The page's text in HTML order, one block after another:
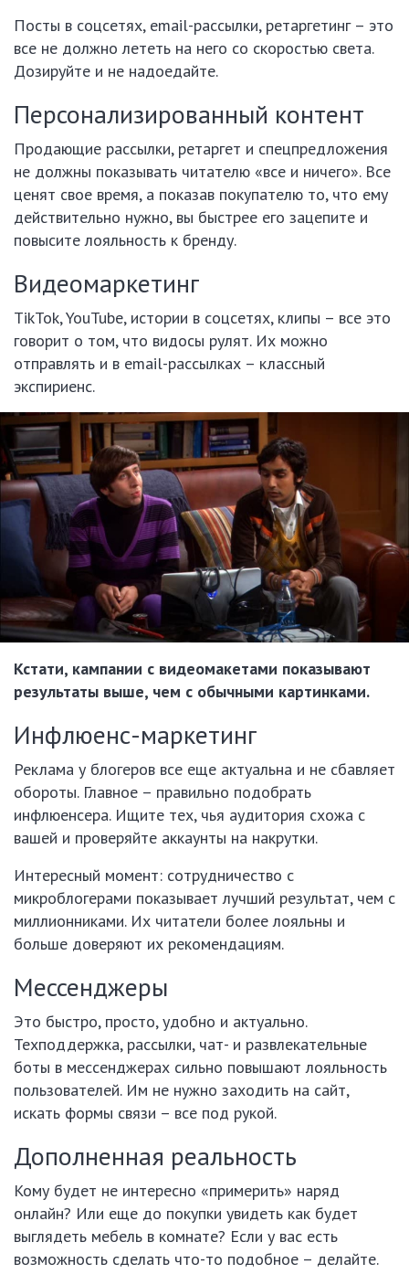
Посты в соцсетях, email-рассылки, ретаргетинг – это
все не должно лететь на него со скоростью света.
Дозируйте и не надоедайте.
Персонализированный контент
Продающие рассылки, ретаргет и спецпредложения
не должны показывать читателю «все и ничего». Все
ценят свое время, а показав покупателю то, что ему
действительно нужно, вы быстрее его зацепите и
повысите лояльность к бренду.
Видеомаркетинг
TikTok, YouTube, истории в соцсетях, клипы – все это
говорит о том, что видосы рулят. Их можно
отправлять и в email-рассылках – классный
экспириенс.
Кстати, кампании с видеомакетами показывают
результаты выше, чем с обычными картинками.
Инфлюенс-маркетинг
Реклама у блогеров все еще актуальна и не сбавляет
обороты. Главное – правильно подобрать
инфлюенсера. Ищите тех, чья аудитория схожа с
вашей и проверяйте аккаунты на накрутки.
Интересный момент: сотрудничество с
микроблогерами показывает лучший результат, чем с
миллионниками. Их читатели более лояльны и
больше доверяют их рекомендациям.
Мессенджеры
Это быстро, просто, удобно и актуально.
Техподдержка, рассылки, чат- и развлекательные
боты в мессенджерах сильно повышают лояльность
пользователей. Им не нужно заходить на сайт,
искать формы связи – все под рукой.
Дополненная реальность
Кому будет не интересно «примерить» наряд
онлайн? Или еще до покупки увидеть как будет
выглядеть мебель в комнате? Если у вас есть
возможность сделать что-то подобное – делайте.